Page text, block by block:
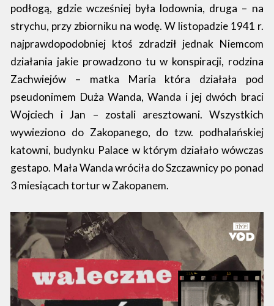
podłogą, gdzie wcześniej była lodownia, druga – na
strychu, przy zbiorniku na wodę. W listopadzie 1941 r.
najprawdopodobniej ktoś zdradził jednak Niemcom
działania jakie prowadzono tu w konspiracji, rodzina
Zachwiejów – matka Maria która działała pod
pseudonimem Duża Wanda, Wanda i jej dwóch braci
Wojciech i Jan – zostali aresztowani. Wszystkich
wywieziono do Zakopanego, do tzw. podhalańskiej
katowni, budynku Palace w którym działało wówczas
gestapo. Mała Wanda wróciła do Szczawnicy po ponad
3 miesiącach tortur w Zakopanem.